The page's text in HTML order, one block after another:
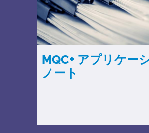
MQC+ アプリケー
ノート